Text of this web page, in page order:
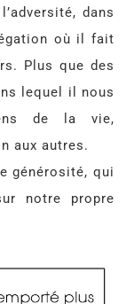
dans
où il fait
Plus que des
lequel il nous
de la vie,
aux autres.
générosité, qui
notre propre